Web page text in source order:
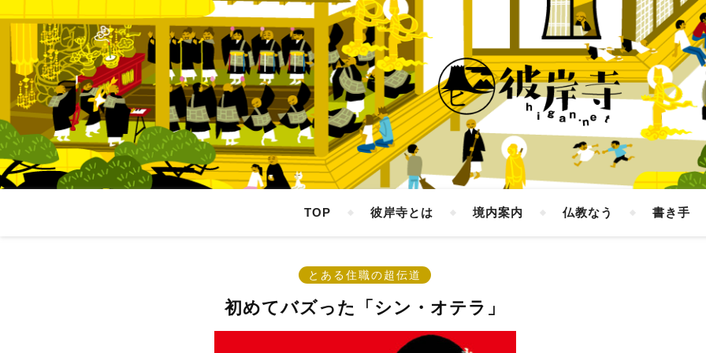
TOP 彼岸寺とは 境内案内 仏教なう 書き手
とある住職の超伝道
初めてバズった「シン・オテラ」